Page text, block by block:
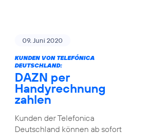
09. Juni 2020
KUNDEN VON TELEFÓNICA
DEUTSCHLAND:
DAZN per
Handyrechnung
zahlen
Kunden der Telefonica
Deutschland können ab sofort